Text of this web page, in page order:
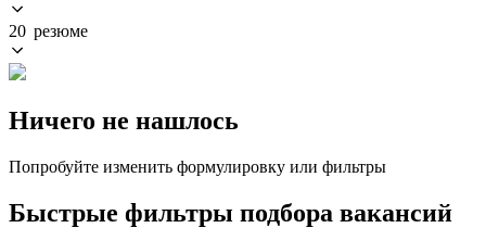
20 резюме
Ничего не нашлось
Попробуйте изменить формулировку или фильтры
Быстрые фильтры подбора вакансий